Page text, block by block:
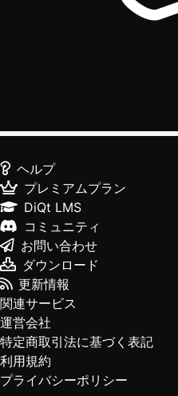
ヘルプ
プレミアムプラン
DiQt LMS
コミュニティ
お問い合わせ
ダウンロード
更新情報
関連サービス
運営会社
特定商取引法に基づく表記
利用規約
プライバシーポリシー